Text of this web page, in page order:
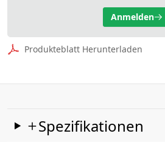
Anmelden
Produkteblatt Herunterladen
Spezifikationen